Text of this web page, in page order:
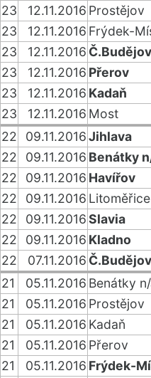
23 12.11.2016 Prostějov
23
12.11.2016 Frýdek-
23
12.11.2016
23
12.11.2016 Přerov
23
12.11.2016 Kadaň
23
12.11.2016 Most
22
09.11.2016Jihlava
22
09.11.2016 Benátky
22
09.11.2016 Havířov
22
09.11.2016 Litoměřice
22
09.11.2016Slavia
22
09.11.2016 Kladno
22
07.11.2016
21
05.11.2016 Benátky
21
05.11.2016 Prostějov
21
05.11.2016 Kadaň
21
05.11.2016 Přerov
21
05.11.2016 Frýdek-